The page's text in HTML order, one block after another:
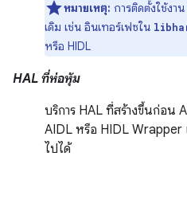
หมายเหตุ: การติดตั้งใช้งา
เดิม เช่น อินเทอร์เฟซใน
หรือ HIDL
HAL ที่ห่อหุ้ม
บริการ HAL ที่สร้างขึ้นก่อน
AIDL หรือ HIDL Wrapper
ไปได้